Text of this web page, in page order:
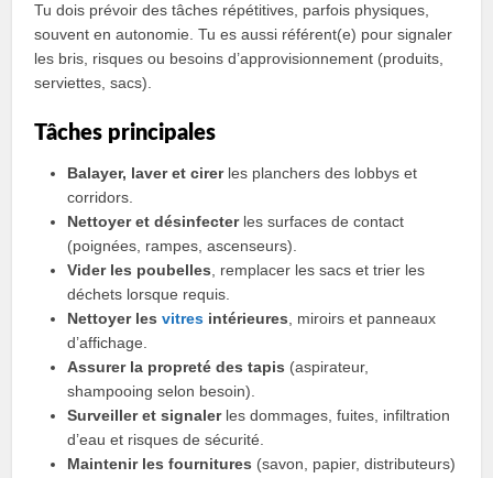
Tu dois prévoir des tâches répétitives, parfois physiques,
souvent en autonomie. Tu es aussi référent(e) pour signaler
les bris, risques ou besoins d’approvisionnement (produits,
serviettes, sacs).
Tâches principales
Balayer, laver et cirerles planchers des lobbys et
corridors.
Nettoyer et désinfecterles surfaces de contact
(poignées, rampes, ascenseurs).
Vider les poubelles , remplacer les sacs et trier les
déchets lorsque requis.
Nettoyer lesvitres intérieures , miroirs et panneaux
d’affichage.
Assurer la propreté des tapis (aspirateur,
shampooing selon besoin).
Surveiller et signalerles dommages, fuites, infiltration
d’eau et risques de sécurité.
Maintenir les fournitures (savon, papier, distributeurs)